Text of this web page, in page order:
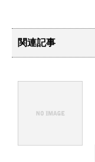
関連記事